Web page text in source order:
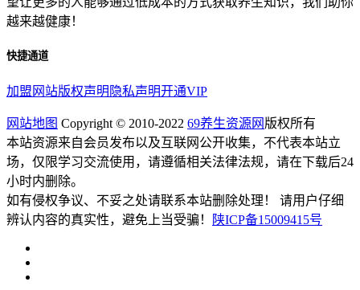
越来越健康！
快捷通道
加盟网站版权声明 隐私声明开通VIP
网站地图 Copyright © 2010-2022 69养生资源网 版权所有
本站资源来自会员发布以及互联网公开收集，不代表本站立
场，仅限学习交流使用，请遵循相关法律法规，请在下载后24
小时内删除。
如有侵权争议、不妥之处请联系本站删除处理！ 请用户仔细
辨认内容的真实性，避免上当受骗！
陕ICP备15009415号